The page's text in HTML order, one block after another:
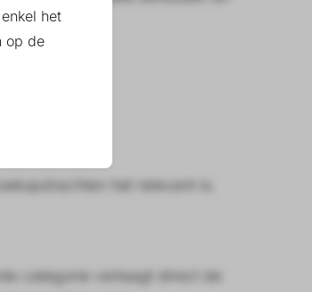
het relevant is.
categorie verlaagt direct de
het
op de